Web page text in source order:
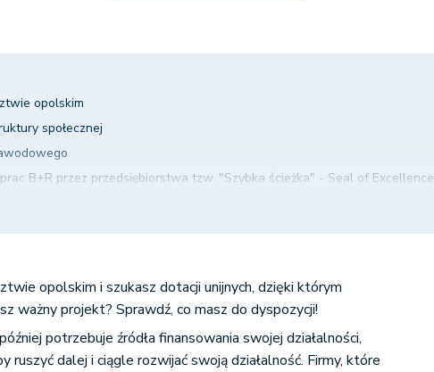
opolskim
społecznej
B+R przez przedsiębiorstwa tzw. "Szybka ścieżka" - Seal of Excellence
opolskim i szukasz dotacji unijnych, dzięki którym
ważny projekt? Sprawdź, co masz do dyspozycji!
potrzebuje źródła finansowania swojej działalności,
ruszyć dalej i ciągle rozwijać swoją działalność. Firmy, które